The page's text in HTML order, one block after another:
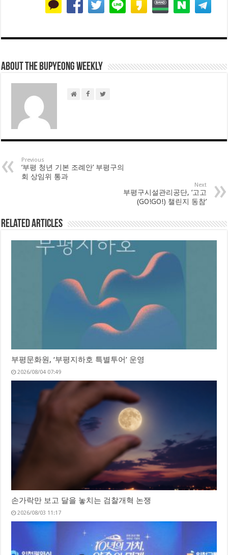
About THE BUPYEONG WEEKLY
Previous
‘부평 청년 기본 조례안’ 부평구의
회 상임위 통과
Next
부평구시설관리공단, ‘고고
(GO!GO!) 챌린지 동참’
Related Articles
부평문화원, ‘부평지하호 특별투어’ 운영
2026/08/04 07:49
손가락만 보고 달을 놓치는 검찰개혁 논쟁
2026/08/03 11:17